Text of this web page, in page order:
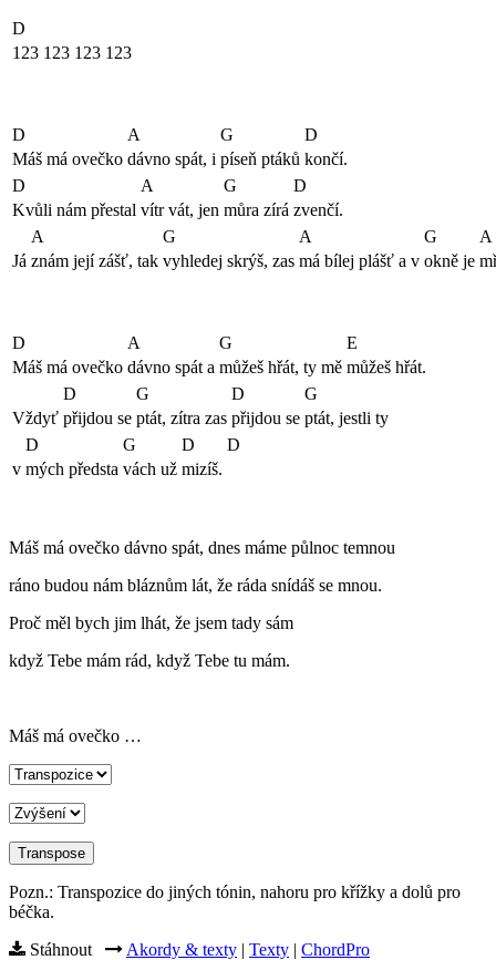
D
123 123 123 123
D A G
D
Máš má ovečko dávno spát, i píseň ptáků končí.
D
A G
D
Kvůli nám přestal vítr vát, jen můra zírá zvenčí.
A
G A G
A
Já znám její zášť, tak vyhledej skrýš, zas má bílej plášť a v okně je
D A G
E
Máš má ovečko dávno spát a můžeš hřát, ty mě můžeš hřát.
D
G D
G
Vždyť přijdou se ptát, zítra zas přijdou se ptát, jestli ty
D
G D
D
v mých předsta vách už mizíš.
Máš má ovečko dávno spát, dnes máme půlnoc temnou
ráno budou nám bláznům lát, že ráda snídáš se mnou.
Proč měl bych jim lhát, že jsem tady sám
když Tebe mám rád, když Tebe tu mám.
Máš má ovečko …
Pozn.: Transpozice do jiných tónin, nahoru pro křížky a dolů pro
béčka.
Stáhnout
Akordy & texty | Texty | ChordPro